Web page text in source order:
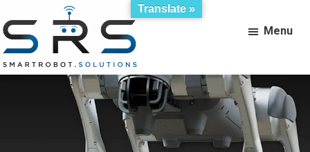
to
content
Smartrobot.solutions
Menu
Translate »